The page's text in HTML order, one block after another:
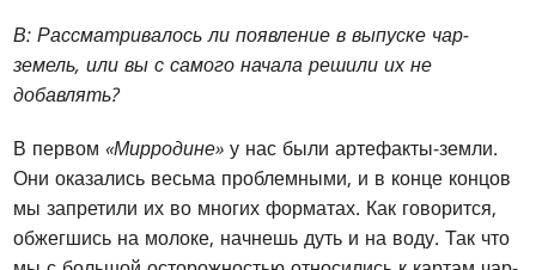
В: Рассматривалось ли появление в выпуске чар-
земель, или вы с самого начала решили их не
добавлять?
В первом«Мирродине» у нас были артефакты-земли.
Они оказались весьма проблемными, и в конце концов
мы запретили их во многих форматах. Как говорится,
обжегшись на молоке, начнешь дуть и на воду. Так что